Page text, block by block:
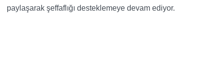
paylaşarak şeffaflığı desteklemeye devam ediyor.